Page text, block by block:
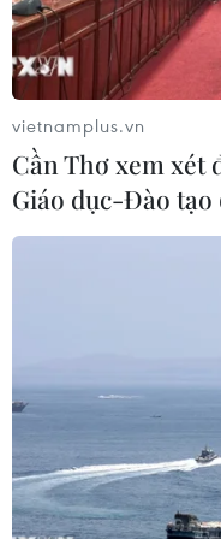
Được thành lập
Bệnh viện Grall
Đất do người
nhiệm vụ chăm
dưới 16 tuổi của
tỉnh phía Nam,
vietnamplus.vn
Cần Thơ xem xét
Giáo dục-Đào tạo